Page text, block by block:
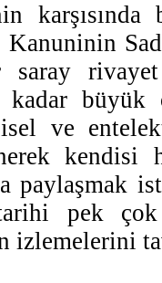
rivayet
kadar
ve
kendisi
paylaşmak
pek
izlemelerini